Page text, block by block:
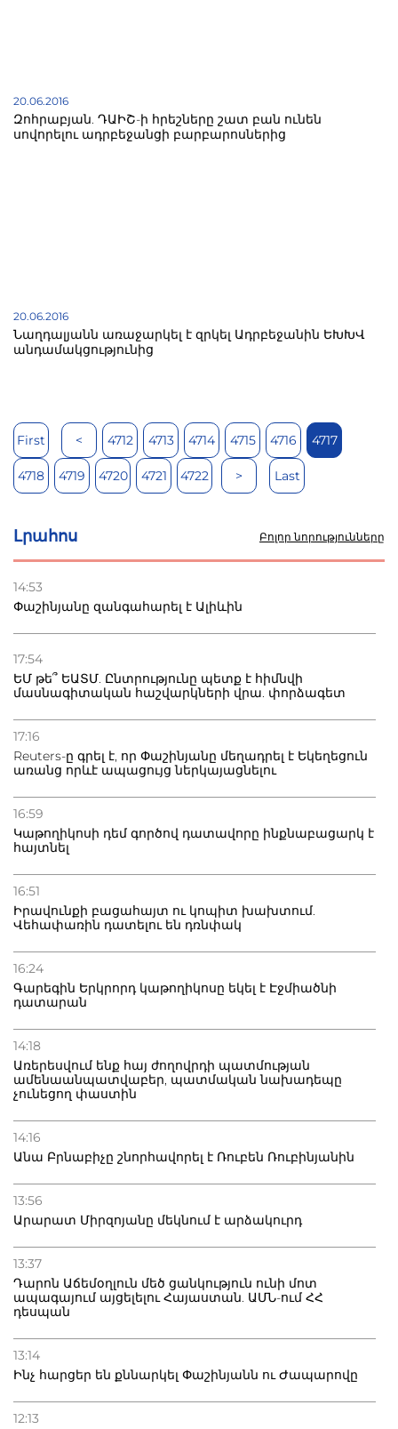
20.06.2016
Զոհրաբյան. ԴԱԻՇ-ի հրեշները շատ բան ունեն
սովորելու ադրբեջանցի բարբարոսներից
20.06.2016
Նաղդալյանն առաջարկել է զրկել Ադրբեջանին ԵԽԽՎ
անդամակցությունից
First < 4712 4713 4714 4715 4716 4717
4718 4719 4720 4721 4722 > Last
Լրահոս Բոլոր նորությունները
14:53
Փաշինյանը զանգահարել է Ալիևին
17:54
ԵՄ թե՞ ԵԱՏՄ. Ընտրությունը պետք է հիմնվի
մասնագիտական հաշվարկների վրա. փորձագետ
17:16
Reuters-ը գրել է, որ Փաշինյանը մեղադրել է Եկեղեցուն
առանց որևէ ապացույց ներկայացնելու
16:59
Կաթողիկոսի դեմ գործով դատավորը ինքնաբացարկ է
հայտնել
16:51
Իրավունքի բացահայտ ու կոպիտ խախտում.
Վեհափառին դատելու են դռնփակ
16:24
Գարեգին Երկրորդ կաթողիկոսը եկել է Էջմիածնի
դատարան
14:18
Առերեսվում ենք հայ ժողովրդի պատմության
ամենաանպատվաբեր, պատմական նախադեպը
չունեցող փաստին
14:16
Անա Բրնաբիչը շնորհավորել է Ռուբեն Ռուբինյանին
13:56
Արարատ Միրզոյանը մեկնում է արձակուրդ
13:37
Դարոն Աճեմօղլուն մեծ ցանկություն ունի մոտ
ապագայում այցելելու Հայաստան. ԱՄՆ-ում ՀՀ
դեսպան
13:14
Ինչ հարցեր են քննարկել Փաշինյանն ու Ժապարովը
12:13